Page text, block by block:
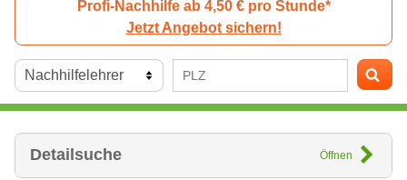
Profi-Nachhilfe ab 4,50 € pro Stunde*
Jetzt Angebot sichern!
Detailsuche Öffnen